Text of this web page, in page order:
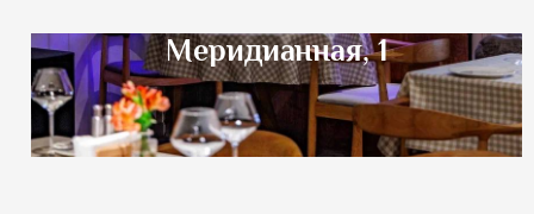
Меридианная, 1